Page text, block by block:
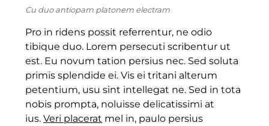
Cu duo antiopam platonem electram
Pro in ridens possit referrentur, ne odio
tibique duo. Lorem persecuti scribentur ut
est. Eu novum tation persius nec. Sed soluta
primis splendide ei. Vis ei tritani alterum
petentium, usu sint intellegat ne. Sed in tota
nobis prompta, noluisse delicatissimi at
ius. Veri placerat mel in, paulo persius